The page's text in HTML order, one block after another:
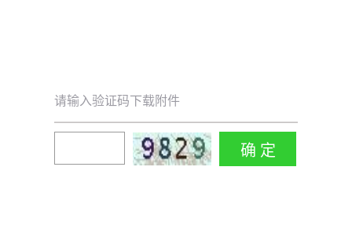
请输入验证码下载附件